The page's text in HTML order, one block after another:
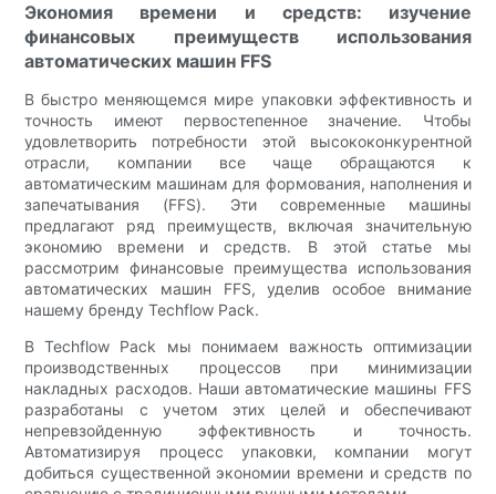
Экономия времени и средств: изучение
финансовых преимуществ использования
автоматических машин FFS
В быстро меняющемся мире упаковки эффективность и
точность имеют первостепенное значение. Чтобы
удовлетворить потребности этой высококонкурентной
отрасли, компании все чаще обращаются к
автоматическим машинам для формования, наполнения и
запечатывания (FFS). Эти современные машины
предлагают ряд преимуществ, включая значительную
экономию времени и средств. В этой статье мы
рассмотрим финансовые преимущества использования
автоматических машин FFS, уделив особое внимание
нашему бренду Techflow Pack.
В Techflow Pack мы понимаем важность оптимизации
производственных процессов при минимизации
накладных расходов. Наши автоматические машины FFS
разработаны с учетом этих целей и обеспечивают
непревзойденную эффективность и точность.
Автоматизируя процесс упаковки, компании могут
добиться существенной экономии времени и средств по